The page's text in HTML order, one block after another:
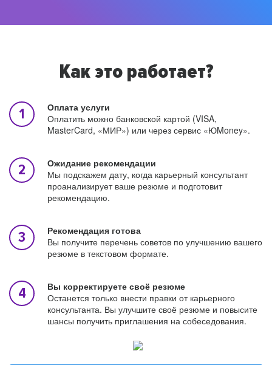
Как это работает?
Оплата услуги
Оплатить можно банковской картой (VISA,
MasterCard, «МИР») или через сервис «ЮMoney».
Ожидание рекомендации
Мы подскажем дату, когда карьерный консультант
проанализирует ваше резюме и подготовит
рекомендацию.
Рекомендация готова
Вы получите перечень советов по улучшению вашего
резюме в текстовом формате.
Вы корректируете своё резюме
Останется только внести правки от карьерного
консультанта. Вы улучшите своё резюме и повысите
шансы получить приглашения на собеседования.